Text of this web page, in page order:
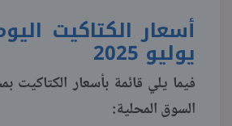
يوليو 2025
فيما يلي قائمة بأسعار الكتاكيت
السوق المحلية: